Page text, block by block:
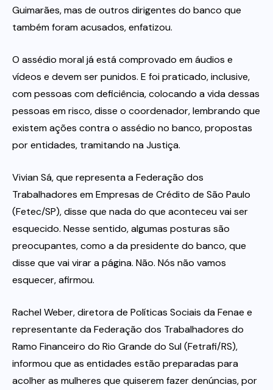
Guimarães, mas de outros dirigentes do banco que
também foram acusados, enfatizou.
O assédio moral já está comprovado em áudios e
vídeos e devem ser punidos. E foi praticado, inclusive,
com pessoas com deficiência, colocando a vida dessas
pessoas em risco, disse o coordenador, lembrando que
existem ações contra o assédio no banco, propostas
por entidades, tramitando na Justiça.
Vivian Sá, que representa a Federação dos
Trabalhadores em Empresas de Crédito de São Paulo
(Fetec/SP), disse que nada do que aconteceu vai ser
esquecido. Nesse sentido, algumas posturas são
preocupantes, como a da presidente do banco, que
disse que vai virar a página. Não. Nós não vamos
esquecer, afirmou.
Rachel Weber, diretora de Políticas Sociais da Fenae e
representante da Federação dos Trabalhadores do
Ramo Financeiro do Rio Grande do Sul (Fetrafi/RS),
informou que as entidades estão preparadas para
acolher as mulheres que quiserem fazer denúncias, por